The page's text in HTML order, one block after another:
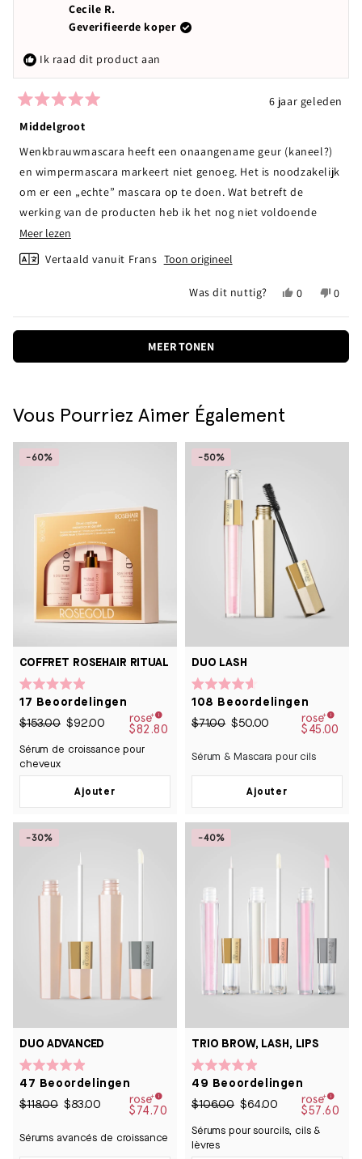
Cecile R.
Geverifieerde koper
Ik raad dit product aan
met
5
van
de
5
sterren
6 jaar geleden
Middelgroot
Wenkbrauwmascara heeft een onaangename geur (kaneel?)
en wimpermascara markeert niet genoeg. Het is noodzakelijk
om er een „echte” mascara op te doen. Wat betreft de
werking van de producten heb ik het nog niet voldoende
getest om het effect te zien.
Meer lezen
meer
beoordeling
Vertaald vanuit Frans Toon origineel
Was dit nuttig?
Ja,
beoordeling
R.
0
hebben
Nee,
van
R.
0
nee
Laden...
MEER TONEN
Vous Pourriez Aimer Également
-60%
COFFRET ROSEHAIR RITUAL
Beoordeeld
met
4.9
van
5
sterren
17 Beoordelingen
$153.00 $92.00 $82.80
Sérum de croissance pour
cheveux
Ajouter
-50%
DUO LASH
Beoordeeld
met
4.6
van
5
sterren
108 Beoordelingen
$71.00 $50.00 $45.00
Sérum & Mascara pour cils
Ajouter
-30%
DUO ADVANCED
Beoordeeld
met
4.9
van
5
sterren
47 Beoordelingen
$118.00 $83.00 $74.70
Sérums avancés de croissance
-40%
TRIO BROW, LASH, LIPS
Beoordeeld
met
4.9
van
5
sterren
49 Beoordelingen
$106.00 $64.00 $57.60
Sérums pour sourcils, cils &
lèvres